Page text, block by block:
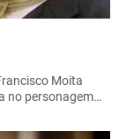
Moita
no personagem…